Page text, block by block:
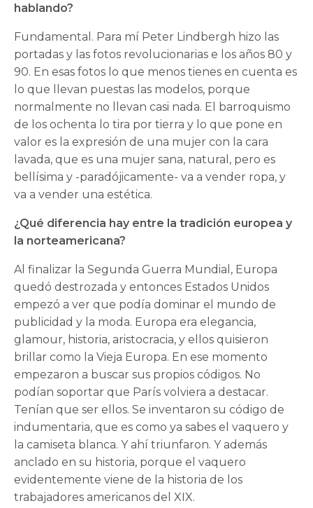
hablando?
Fundamental. Para mí Peter Lindbergh hizo las
portadas y las fotos revolucionarias e los años 80 y
90. En esas fotos lo que menos tienes en cuenta es
lo que llevan puestas las modelos, porque
normalmente no llevan casi nada. El barroquismo
de los ochenta lo tira por tierra y lo que pone en
valor es la expresión de una mujer con la cara
lavada, que es una mujer sana, natural, pero es
bellísima y -paradójicamente- va a vender ropa, y
va a vender una estética.
¿Qué diferencia hay entre la tradición europea y
la norteamericana?
Al finalizar la Segunda Guerra Mundial, Europa
quedó destrozada y entonces Estados Unidos
empezó a ver que podía dominar el mundo de
publicidad y la moda. Europa era elegancia,
glamour, historia, aristocracia, y ellos quisieron
brillar como la Vieja Europa. En ese momento
empezaron a buscar sus propios códigos. No
podían soportar que París volviera a destacar.
Tenían que ser ellos. Se inventaron su código de
indumentaria, que es como ya sabes el vaquero y
la camiseta blanca. Y ahí triunfaron. Y además
anclado en su historia, porque el vaquero
evidentemente viene de la historia de los
trabajadores americanos del XIX.